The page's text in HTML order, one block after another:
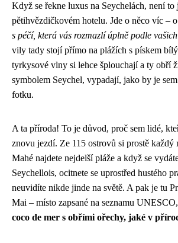
Když se řekne luxus na Seychelách, není to
pětihvězdičkovém hotelu. Jde o něco víc – o
s péčí, která vás rozmazlí úplně podle
vily tady stojí přímo na plážích s pískem
tyrkysové vlny si lehce šplouchají a ty obří
symbolem Seychel, vypadají, jako by je
fotku.
A ta příroda! To je důvod, proč sem lidé,
znovu jezdí. Ze 115 ostrovů si prostě
Mahé najdete nejdelší pláže a když se
Seychellois, ocitnete se uprostřed hustého
neuvidíte nikde jinde na světě. A pak je tu
Mai – místo zapsané na seznamu UNESCO,
coco de mer s obřími ořechy, jaké v